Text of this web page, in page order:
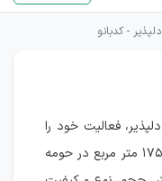
دلپذیر - کدبانو
فعالیت خود را
در سال ۱۳۲۸ در زمینی به مساحت ۱۷۵۰۰ متر مربع در حومه